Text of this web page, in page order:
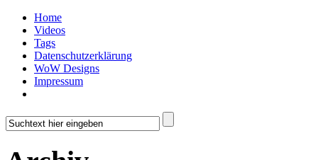
Home
Videos
Tags
Datenschutzerklärung
WoW Designs
Impressum